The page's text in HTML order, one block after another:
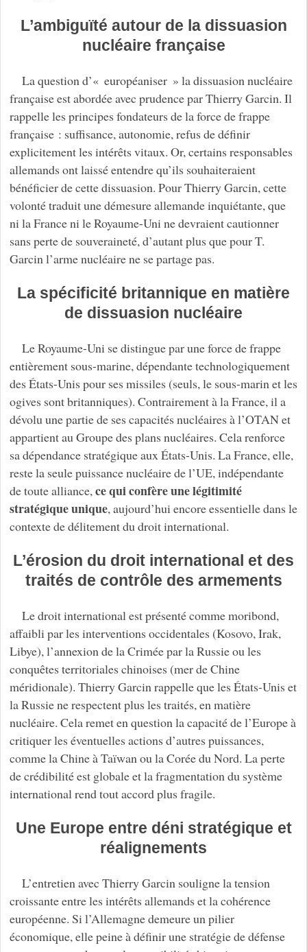
L’ambiguïté autour de la dissuasion
nucléaire française
La question d’« européaniser » la dissuasion nucléaire
française est abordée avec prudence par Thierry Garcin. Il
rappelle les principes fondateurs de la force de frappe
française : suffisance, autonomie, refus de définir
explicitement les intérêts vitaux. Or, certains responsables
allemands ont laissé entendre qu’ils souhaiteraient
bénéficier de cette dissuasion. Pour Thierry Garcin, cette
volonté traduit une démesure allemande inquiétante, que
ni la France ni le Royaume-Uni ne devraient cautionner
sans perte de souveraineté, d’autant plus que pour T.
Garcin l’arme nucléaire ne se partage pas.
La spécificité britannique en matière
de dissuasion nucléaire
Le Royaume-Uni se distingue par une force de frappe
entièrement sous-marine, dépendante technologiquement
des États-Unis pour ses missiles (seuls, le sous-marin et les
ogives sont britanniques). Contrairement à la France, il a
dévolu une partie de ses capacités nucléaires à l’OTAN et
appartient au Groupe des plans nucléaires. Cela renforce
sa dépendance stratégique aux États-Unis. La France, elle,
reste la seule puissance nucléaire de l’UE, indépendante
de toute alliance,ce qui confère une légitimité
stratégique unique, aujourd’hui encore essentielle dans le
contexte de délitement du droit international.
L’érosion du droit international et des
traités de contrôle des armements
Le droit international est présenté comme moribond,
affaibli par les interventions occidentales (Kosovo, Irak,
Libye), l’annexion de la Crimée par la Russie ou les
conquêtes territoriales chinoises (mer de Chine
méridionale). Thierry Garcin rappelle que les États-Unis et
la Russie ne respectent plus les traités, en matière
nucléaire. Cela remet en question la capacité de l’Europe à
critiquer les éventuelles actions d’autres puissances,
comme la Chine à Taïwan ou la Corée du Nord. Laperte
de crédibilité est globale et la fragmentation du système
international rend tout accord plus fragile.
Une Europe entre déni stratégique et
réalignements
L’entretien avec Thierry Garcin souligne la tension
croissante entre les intérêts allemands et la cohérence
européenne. Si l’Allemagne demeure un pilier
économique, elle peine à définir une stratégie de défense